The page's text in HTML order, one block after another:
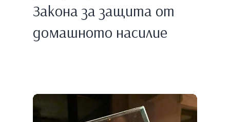
Закона за защита от
домашното насилие